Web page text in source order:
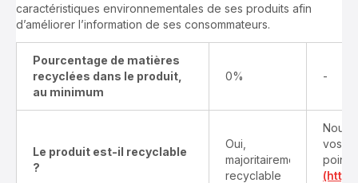
caractéristiques environnementales de ses produits afin
d’améliorer l’information de ses consommateurs.
Pourcentage de matières
recyclées dans le produit,
au minimum
0% -
Le produit est-il recyclable
?
Oui,
majoritairement
recyclable
Nous
vos